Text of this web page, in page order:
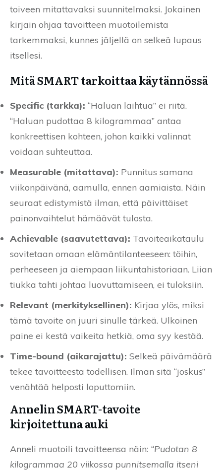
toiveen mitattavaksi suunnitelmaksi. Jokainen
kirjain ohjaa tavoitteen muotoilemista
tarkemmaksi, kunnes jäljellä on selkeä lupaus
itsellesi.
Mitä SMART tarkoittaa käytännössä
Specific (tarkka): “Haluan laihtua” ei riitä.
“Haluan pudottaa 8 kilogrammaa” antaa
konkreettisen kohteen, johon kaikki valinnat
voidaan suhteuttaa.
Measurable (mitattava): Punnitus samana
viikonpäivänä, aamulla, ennen aamiaista. Näin
seuraat edistymistä ilman, että päivittäiset
painonvaihtelut hämäävät tulosta.
Achievable (saavutettava): Tavoiteaikataulu
sovitetaan omaan elämäntilanteeseen: töihin,
perheeseen ja aiempaan liikuntahistoriaan. Liian
tiukka tahti johtaa luovuttamiseen, ei tuloksiin.
Relevant (merkityksellinen): Kirjaa ylös, miksi
tämä tavoite on juuri sinulle tärkeä. Ulkoinen
paine ei kestä vaikeita hetkiä, oma syy kestää.
Time-bound (aikarajattu): Selkeä päivämäärä
tekee tavoitteesta todellisen. Ilman sitä “joskus”
venähtää helposti loputtomiin.
Annelin SMART-tavoite
kirjoitettuna auki
Anneli muotoili tavoitteensa näin: “Pudotan 8
kilogrammaa 20 viikossa punnitsemalla itseni